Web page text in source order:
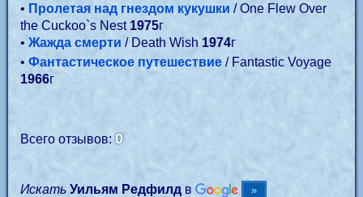
• Пролетая над гнездом кукушки / One Flew Over
the Cuckoo`s Nest 1975г
• Жажда смерти / Death Wish1974г
• Фантастическое путешествие/ Fantastic Voyage
1966г
Всего отзывов:0
Искать Уильям Редфилд в